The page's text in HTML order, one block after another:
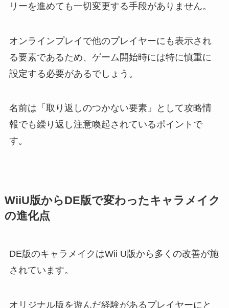
リーを進めても一切変更する手段がありません。
オンラインプレイで他のプレイヤーにも表示され
る要素であるため、ゲーム開始時には特に慎重に
設定する必要があるでしょう。
名前は「取り返しのつかない要素」として攻略情
報でも繰り返し注意喚起されているポイントで
す。
WiiU版からDE版で変わったキャラメイク
の進化点
DE版のキャラメイクはWii U版から多くの改善が施
されています。
オリジナル版を遊んだ経験があるプレイヤーにと